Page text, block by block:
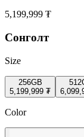
5,199,999 ₮
Сонголт
Size
256GB
5,199,999 ₮
Color